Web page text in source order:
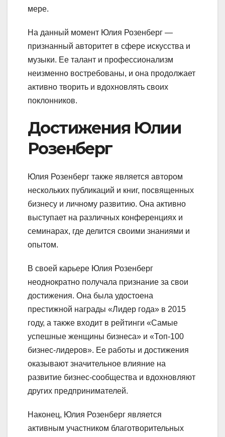
мере.
На данный момент Юлия Розенберг —
признанный авторитет в сфере искусства и
музыки. Ее талант и профессионализм
неизменно востребованы, и она продолжает
активно творить и вдохновлять своих
поклонников.
Достижения Юлии
Розенберг
Юлия Розенберг также является автором
нескольких публикаций и книг, посвященных
бизнесу и личному развитию. Она активно
выступает на различных конференциях и
семинарах, где делится своими знаниями и
опытом.
В своей карьере Юлия Розенберг
неоднократно получала признание за свои
достижения. Она была удостоена
престижной награды «Лидер года» в 2015
году, а также входит в рейтинги «Самые
успешные женщины бизнеса» и «Топ-100
бизнес-лидеров». Ее работы и достижения
оказывают значительное влияние на
развитие бизнес-сообщества и вдохновляют
других предпринимателей.
Наконец, Юлия Розенберг является
активным участником благотворительных